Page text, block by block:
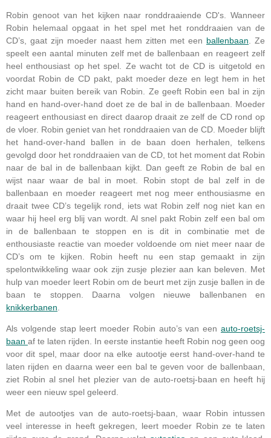
Robin genoot van het kijken naar ronddraaiende CD's. Wanneer
Robin helemaal opgaat in het spel met het ronddraaien van de
CD’s, gaat zijn moeder naast hem zitten met een ballenbaan . Ze
speelt een aantal minuten zelf met de ballenbaan en reageert zelf
heel enthousiast op het spel. Ze wacht tot de CD is uitgetold en
voordat Robin de CD pakt, pakt moeder deze en legt hem in het
zicht maar buiten bereik van Robin. Ze geeft Robin een bal in zijn
hand en hand-over-hand doet ze de bal in de ballenbaan. Moeder
reageert enthousiast en direct daarop draait ze zelf de CD rond op
de vloer. Robin geniet van het ronddraaien van de CD. Moeder blijft
het hand-over-hand ballen in de baan doen herhalen, telkens
gevolgd door het ronddraaien van de CD, tot het moment dat Robin
naar de bal in de ballenbaan kijkt. Dan geeft ze Robin de bal en
wijst naar waar de bal in moet. Robin stopt de bal zelf in de
ballenbaan en moeder reageert met nog meer enthousiasme en
draait twee CD’s tegelijk rond, iets wat Robin zelf nog niet kan en
waar hij heel erg blij van wordt. Al snel pakt Robin zelf een bal om
in de ballenbaan te stoppen en is dit in combinatie met de
enthousiaste reactie van moeder voldoende om niet meer naar de
CD’s om te kijken. Robin heeft nu een stap gemaakt in zijn
spelontwikkeling waar ook zijn zusje plezier aan kan beleven. Met
hulp van moeder leert Robin om de beurt met zijn zusje ballen in de
baan te stoppen. Daarna volgen nieuwe ballenbanen en
knikkerbanen
Als volgende stap leert moeder Robin auto’s van een auto-roetsj-
baan af te laten rijden. In eerste instantie heeft Robin nog geen oog
voor dit spel, maar door na elke autootje eerst hand-over-hand te
laten rijden en daarna weer een bal te geven voor de ballenbaan,
ziet Robin al snel het plezier van de auto-roetsj-baan en heeft hij
weer een nieuw spel geleerd.
Met de autootjes van de auto-roetsj-baan, waar Robin intussen
veel interesse in heeft gekregen, leert moeder Robin ze te laten